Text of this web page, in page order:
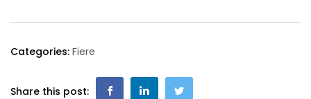
Categories: Fiere
Share this post: